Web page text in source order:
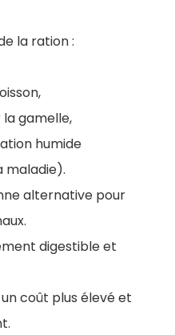
la ration :
gamelle,
humide
maladie).
alternative pour
digestible et
coût plus élevé et